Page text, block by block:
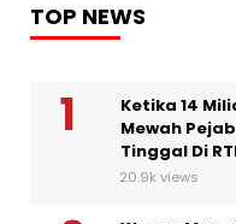
TOP NEWS
Ketika 14
Mewah
Tinggal Di
20.9k views